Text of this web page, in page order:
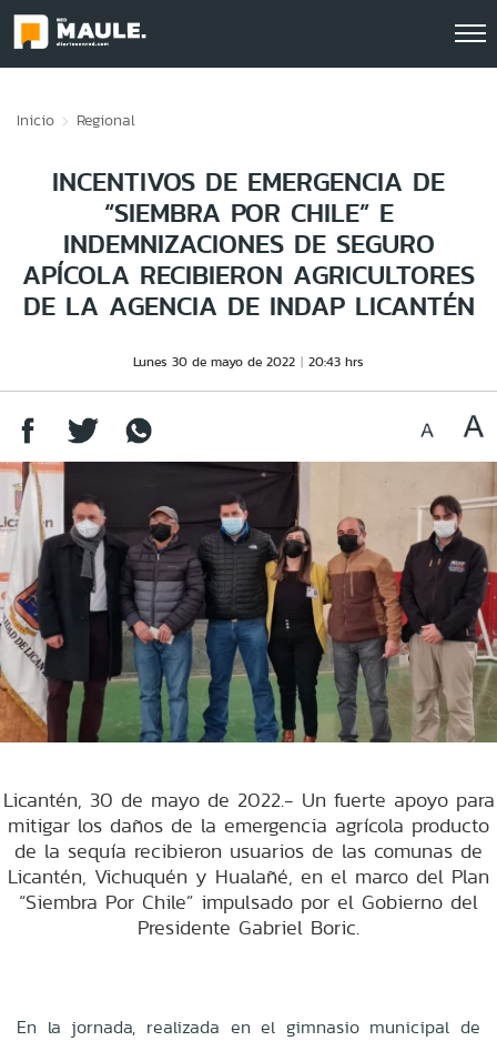
Inicio Regional
INCENTIVOS DE EMERGENCIA DE
“SIEMBRA POR CHILE” E
INDEMNIZACIONES DE SEGURO
APÍCOLA RECIBIERON AGRICULTORES
DE LA AGENCIA DE INDAP LICANTÉN
Lunes 30 de mayo de 2022 20:43 hrs
Licantén, 30 de mayo de 2022.- Un fuerte apoyo para
mitigar los daños de la emergencia agrícola producto
de la sequía recibieron usuarios de las comunas de
Licantén, Vichuquén y Hualañé, en el marco del Plan
“Siembra Por Chile” impulsado por el Gobierno del
Presidente Gabriel Boric.
En la jornada, realizada en el gimnasio municipal de